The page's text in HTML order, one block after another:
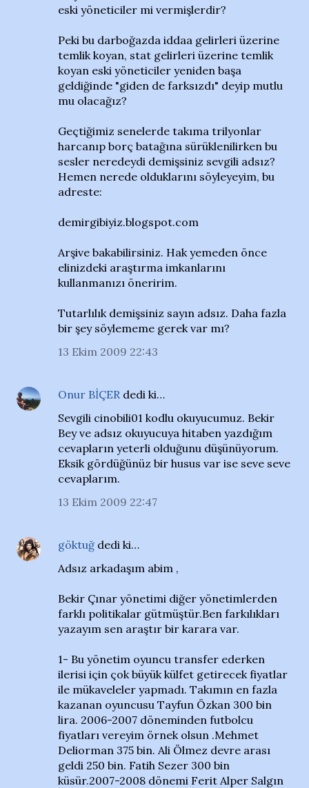
eski yöneticiler mi vermişlerdir?
Peki bu darboğazda iddaa gelirleri üzerine
temlik koyan, stat gelirleri üzerine temlik
koyan eski yöneticiler yeniden başa
geldiğinde "giden de farksızdı" deyip mutlu
mu olacağız?
Geçtiğimiz senelerde takıma trilyonlar
harcanıp borç batağına sürüklenilirken bu
sesler neredeydi demişsiniz sevgili adsız?
Hemen nerede olduklarını söyleyeyim, bu
adreste:
demirgibiyiz.blogspot.com
Arşive bakabilirsiniz. Hak yemeden önce
elinizdeki araştırma imkanlarını
kullanmanızı öneririm.
Tutarlılık demişsiniz sayın adsız. Daha fazla
bir şey söylememe gerek var mı?
13 Ekim 2009 22:43
Onur BİÇER dedi ki…
Sevgili cinobili01 kodlu okuyucumuz. Bekir
Bey ve adsız okuyucuya hitaben yazdığım
cevapların yeterli olduğunu düşünüyorum.
Eksik gördüğünüz bir husus var ise seve seve
cevaplarım.
13 Ekim 2009 22:47
göktuğ dedi ki…
Adsız arkadaşım abim ,
Bekir Çınar yönetimi diğer yönetimlerden
farklı politikalar gütmüştür.Ben farkılıkları
yazayım sen araştır bir karara var.
1- Bu yönetim oyuncu transfer ederken
ilerisi için çok büyük külfet getirecek fiyatlar
ile mükaveleler yapmadı. Takımın en fazla
kazanan oyuncusu Tayfun Özkan 300 bin
lira. 2006-2007 döneminden futbolcu
fiyatları vereyim örnek olsun .Mehmet
Deliorman 375 bin. Ali Ölmez devre arası
geldi 250 bin. Fatih Sezer 300 bin
küsür.2007-2008 dönemi Ferit Alper Salgın